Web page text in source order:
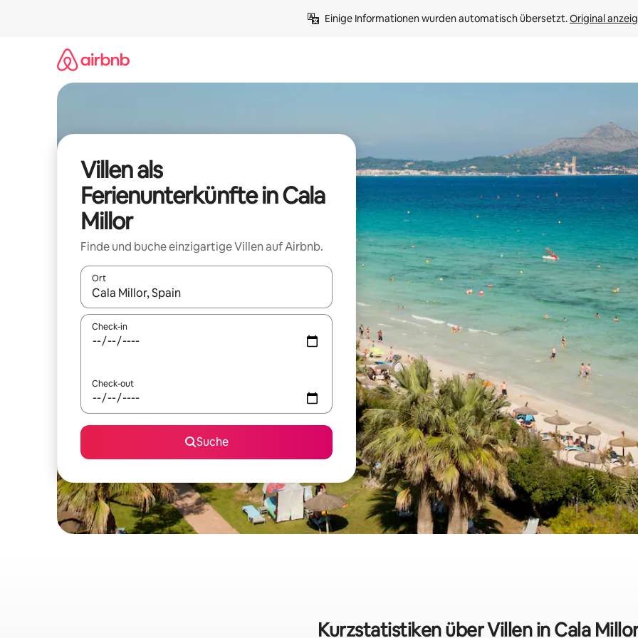
Einige Informationen wurden automatisch übersetzt. Original
Villen als
Ferienunterkünfte in Cala
Millor
Finde und buche einzigartige Villen auf Airbnb.
Ort
Wenn Ergebnisse verfügbar sind, navigiere mit den Pfeiltasten nach oben und unten oder erkunde die Ergebnisse
Check-in
Check-out
Suche
Kurzstatistiken über Villen in Cala